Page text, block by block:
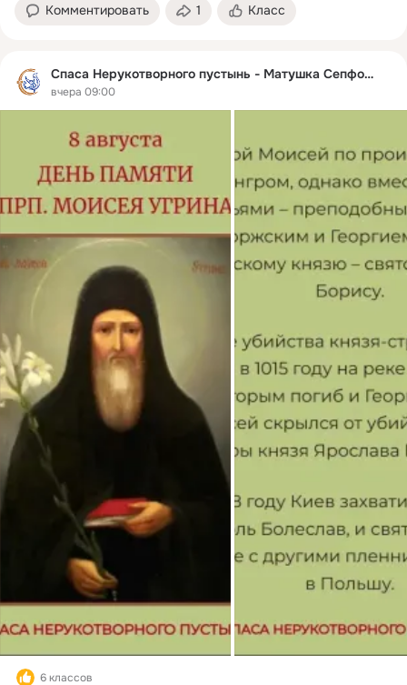
Комментировать 1 Класс
Спаса Нерукотворного пустынь - Матушка Сепфора
вчера 09:00
6 классов